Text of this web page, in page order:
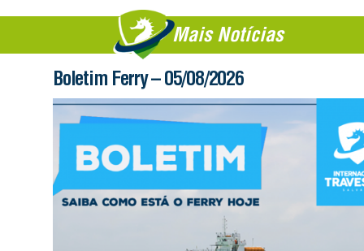
Mais Notícias
Boletim Ferry – 05/08/2026